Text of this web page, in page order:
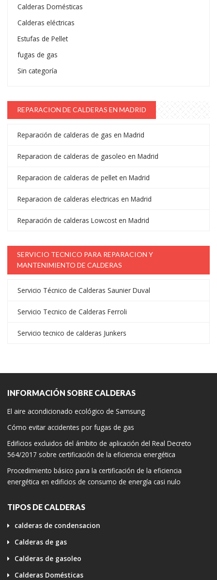
Calderas Domésticas
Calderas eléctricas
Estufas de Pellet
fugas de gas
Sin categoría
REPARACION DE CALDERAS EN MADRID
Reparación de calderas de gas en Madrid
Reparacion de calderas de gasoleo en Madrid
Reparacion de calderas de pellet en Madrid
Reparacion de calderas electricas en Madrid
Reparación de calderas Lowcost en Madrid
SERVICIO TECNICO PARA REPARACION Y
MANTENIMIENTO DE CALDERAS
Servicio Técnico de Calderas Saunier Duval
Servicio Tecnico de Calderas Ferroli
Servicio tecnico de calderas Junkers
INFORMACIÓN SOBRE CALDERAS
El aire acondicionado ecológico de Samsung
Cómo evitar accidentes por fugas de gas
Edificios excluidos del ámbito de aplicación del Real Decreto
564/2017 sobre certificación de la eficiencia energética
Procedimiento básico para la certificación de la eficiencia
energética en edificios de consumo de energía casi nulo
TIPOS DE CALDERAS
calderas de condensacion
Calderas de gas
Calderas de gasoleo
Calderas Domésticas